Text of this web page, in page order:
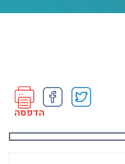
הדפסה